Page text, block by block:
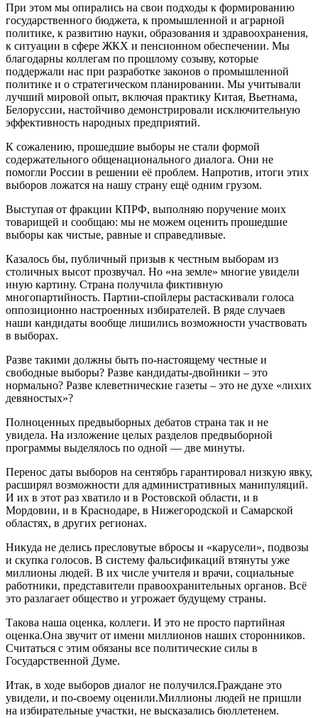
При этом мы опирались на свои подходы к формированию
государственного бюджета, к промышленной и аграрной
политике, к развитию науки, образования и здравоохранения,
к ситуации в сфере ЖКХ и пенсионном обеспечении. Мы
благодарны коллегам по прошлому созыву, которые
поддержали нас при разработке законов о промышленной
политике и о стратегическом планировании. Мы учитывали
лучший мировой опыт, включая практику Китая, Вьетнама,
Белоруссии, настойчиво демонстрировали исключительную
эффективность народных предприятий.
К сожалению, прошедшие выборы не стали формой
содержательного общенационального диалога. Они не
помогли России в решении её проблем. Напротив, итоги этих
выборов ложатся на нашу страну ещё одним грузом.
Выступая от фракции КПРФ, выполняю поручение моих
товарищей и сообщаю: мы не можем оценить прошедшие
выборы как чистые, равные и справедливые.
Казалось бы, публичный призыв к честным выборам из
столичных высот прозвучал. Но «на земле» многие увидели
иную картину. Страна получила фиктивную
многопартийность. Партии-спойлеры растаскивали голоса
оппозиционно настроенных избирателей. В ряде случаев
наши кандидаты вообще лишились возможности участвовать
в выборах.
Разве такими должны быть по-настоящему честные и
свободные выборы? Разве кандидаты-двойники – это
нормально? Разве клеветнические газеты – это не духе «лихих
девяностых»?
Полноценных предвыборных дебатов страна так и не
увидела. На изложение целых разделов предвыборной
программы выделялось по одной — две минуты.
Перенос даты выборов на сентябрь гарантировал низкую явку,
расширял возможности для административных манипуляций.
И их в этот раз хватило и в Ростовской области, и в
Мордовии, и в Краснодаре, в Нижегородской и Самарской
областях, в других регионах.
Никуда не делись пресловутые вбросы и «карусели», подвозы
и скупка голосов. В систему фальсификаций втянуты уже
миллионы людей. В их числе учителя и врачи, социальные
работники, представители правоохранительных органов. Всё
это разлагает общество и угрожает будущему страны.
Такова наша оценка, коллеги. И это не просто партийная
оценка.Она звучит от имени миллионов наших сторонников.
Считаться с этим обязаны все политические силы в
Государственной Думе.
Итак, в ходе выборов диалог не получился.Граждане это
увидели, и по-своему оценили.Миллионы людей не пришли
на избирательные участки, не высказались бюллетенем.